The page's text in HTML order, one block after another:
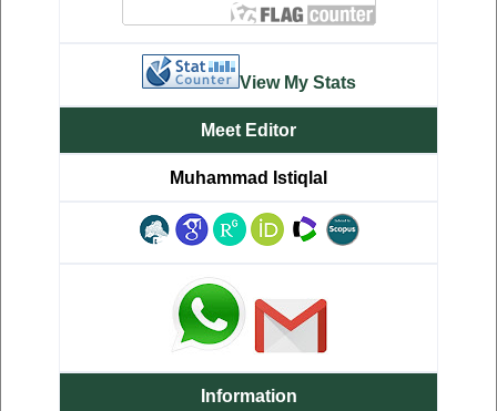
View My Stats
Meet Editor
Muhammad Istiqlal
Information